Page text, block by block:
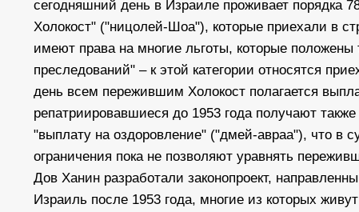
сегодняшний день в Израиле проживает порядка
Холокост" ("ницолей-Шоа"), которые приехали в
имеют права на многие льготы, которые положены
преследований" – к этой категории относятся
день всем пережившим Холокост полагается
репатриировавшиеся до 1953 года получают
"выплату на оздоровление" ("дмей-авраа"), что в
ограничения пока не позволяют уравнять
Дов Ханин разработали законопроект,
Израиль после 1953 года, многие из которых